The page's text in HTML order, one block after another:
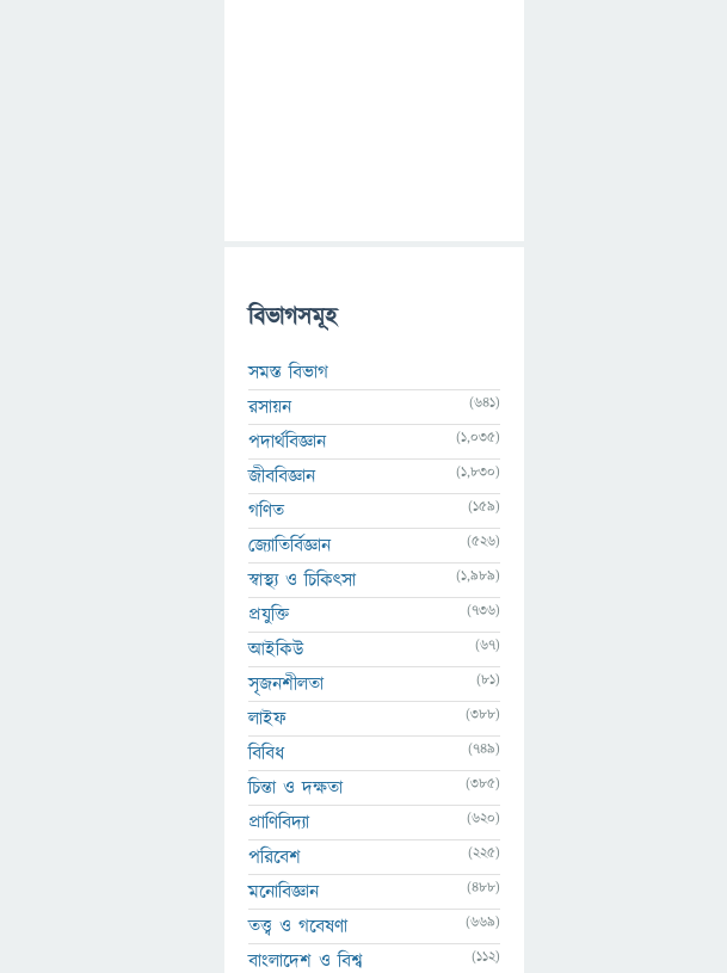
বিভাগসমূহ
সমস্ত বিভাগ
রসায়ন
(641)
পদার্থবিজ্ঞান (1,035)
জীববিজ্ঞান (1,830)
গণিত (159)
জ্যোতির্বিজ্ঞান (526)
স্বাস্থ্য ও চিকিৎসা (1,989)
প্রযুক্তি (736)
আইকিউ (67)
সৃজনশীলতা (81)
লাইফ (388)
বিবিধ (749)
চিন্তা ও দক্ষতা (385)
প্রাণিবিদ্যা (620)
পরিবেশ (225)
মনোবিজ্ঞান (488)
তত্ত্ব ও গবেষণা (669)
বাংলাদেশ ও বিশ্ব (112)